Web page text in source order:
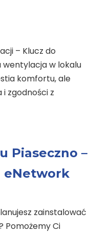
– Klucz do
wentylacja w lokalu
komfortu, ale
zgodności z
Piaseczno –
eNetwork
zainstalować
Pomożemy Ci